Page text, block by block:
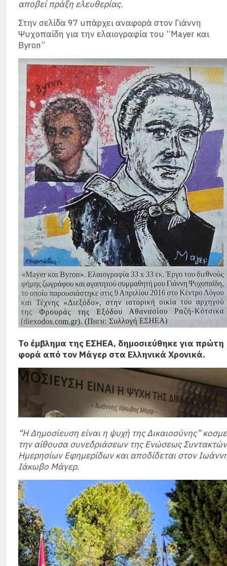
αποβεί πράξη ελευθερίας.
Στην σελίδα 97 υπάρχει αναφορά στον Γιάννη
Ψυχοπαίδη για την ελαιογραφία του “Mayer και
Byron”
Το έμβλημα της ΕΣΗΕΑ, δημοσιεύθηκε για πρώτη
φορά από τον Μάγερ στα Ελληνικά Χρονικά.
“Η Δημοσίευση είναι η ψυχή της Δικαιοσύνης”
την αίθουσα συνεδριάσεων της Ενώσεως Συντακτών
Ημερησίων Εφημερίδων και αποδίδεται στον
Ιάκωβο Μάγερ.